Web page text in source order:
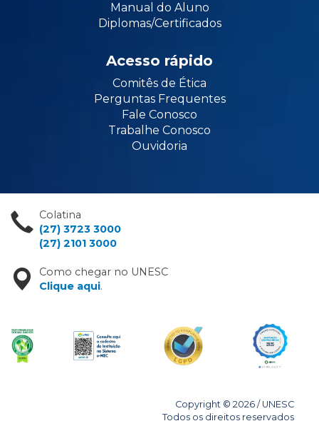
Manual do Aluno
Diplomas/Certificados
Acesso rápido
Comitês de Ética
Perguntas Frequentes
Fale Conosco
Trabalhe Conosco
Ouvidoria
Colatina
(27) 3723 3000
(27) 2101 3000
Como chegar no UNESC
Clique aqui.
Copyright © 2026 / UNESC
Todos os direitos reservados